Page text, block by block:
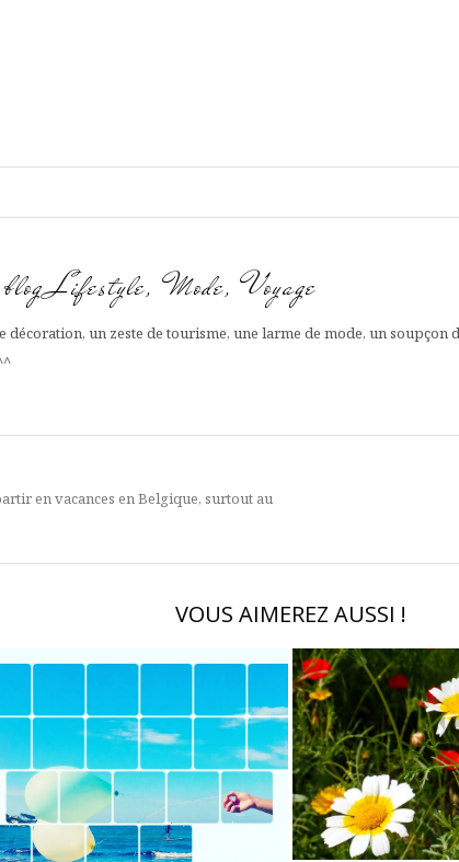
Lifestyle, Mode, Voyage
décoration, un zeste de tourisme, une larme de mode, un
en vacances en Belgique, surtout au
VOUS AIMEREZ AUSSI !